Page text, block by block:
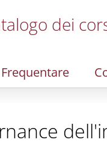
dei
Frequentare